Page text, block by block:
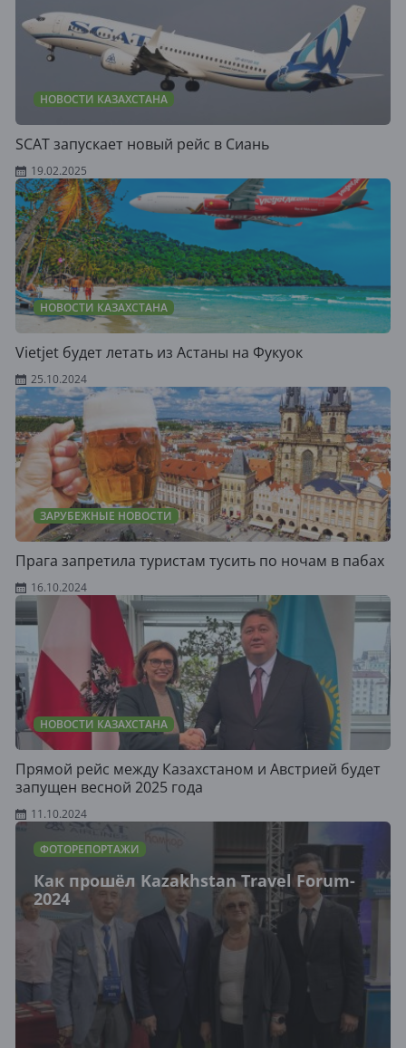
НОВОСТИ КАЗАХСТАНА
SCAT запускает новый рейс в Сиань
19.02.2025
НОВОСТИ КАЗАХСТАНА
Vietjet будет летать из Астаны на Фукуок
25.10.2024
ЗАРУБЕЖНЫЕ НОВОСТИ
Прага запретила туристам тусить по ночам в пабах
16.10.2024
НОВОСТИ КАЗАХСТАНА
Прямой рейс между Казахстаном и Австрией будет
запущен весной 2025 года
11.10.2024
ФОТОРЕПОРТАЖИ
Как прошёл Kazakhstan Travel Forum-
2024